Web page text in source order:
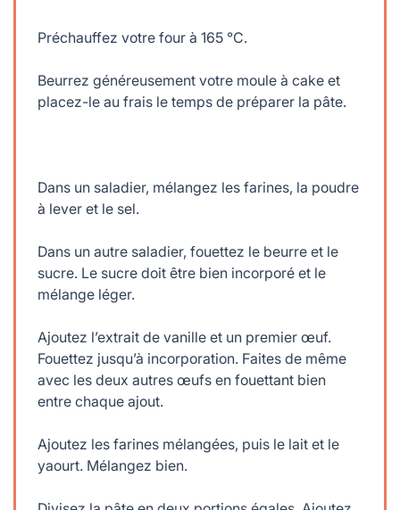
Préchauffez votre four à 165 °C.
Beurrez généreusement votre moule à cake et
placez-le au frais le temps de préparer la pâte.
Dans un saladier, mélangez les farines, la poudre
à lever et le sel.
Dans un autre saladier, fouettez le beurre et le
sucre. Le sucre doit être bien incorporé et le
mélange léger.
Ajoutez l’extrait de vanille et un premier œuf.
Fouettez jusqu’à incorporation. Faites de même
avec les deux autres œufs en fouettant bien
entre chaque ajout.
Ajoutez les farines mélangées, puis le lait et le
yaourt. Mélangez bien.